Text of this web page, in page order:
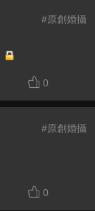
#原創婚攝
0
#原創婚攝
0